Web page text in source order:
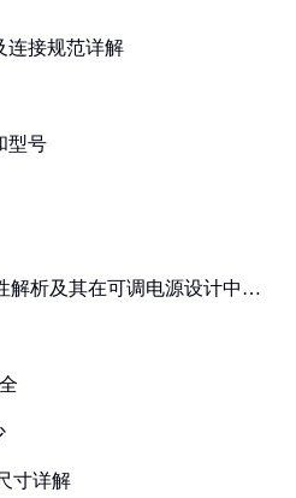
连接规范详解
型号
解析及其在可调电源设计中的
寸详解